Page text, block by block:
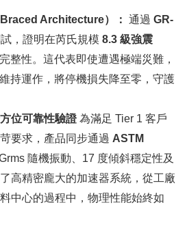
Architecture）： 通過 GR-
，證明在芮氏規模 8.3 級強震
整性。這代表即使遭遇極端災難，
持運作，將停機損失降至零，守護
位可靠性驗證為滿足 Tier 1 客戶
要求，產品同步通過 ASTM
隨機振動、 17 度傾斜穩定性及
高精密龐大的加速器系統，從工廠
中心的過程中，物理性能始終如